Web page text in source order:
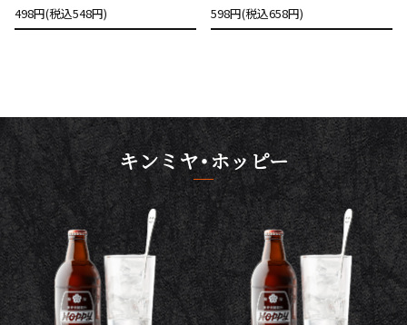
498円(税込548円) 598円(税込658円)
キンミヤ・ホッピー